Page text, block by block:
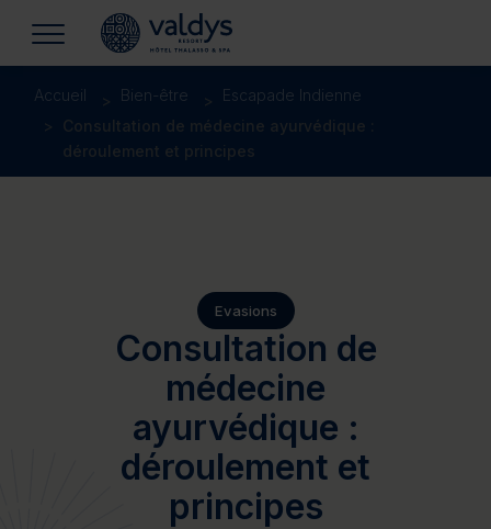
Accueil Bien-être
Escapade Indienne
Consultation de médecine ayurvédique :
déroulement et principes
Evasions
Consultation de
médecine
ayurvédique :
déroulement et
principes